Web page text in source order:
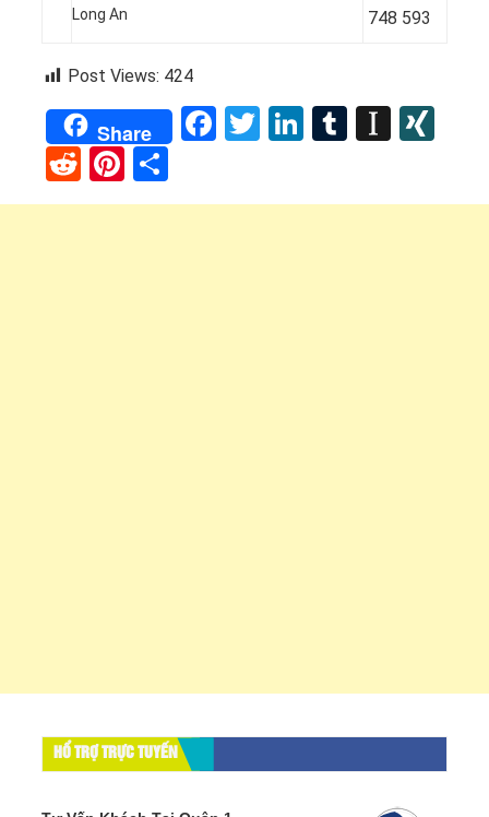
Long An 748 593
Post Views: 424
Share Facebook
TwitterLinkedIn
Tumblr
RedditPinterest
HỔ TRỢ TRỰC TUYẾN